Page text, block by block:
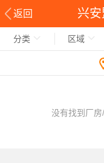
返回 兴
分类 区域
没有找到厂房